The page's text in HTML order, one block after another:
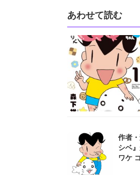
あわせて読む
作者
シベ
ワケ